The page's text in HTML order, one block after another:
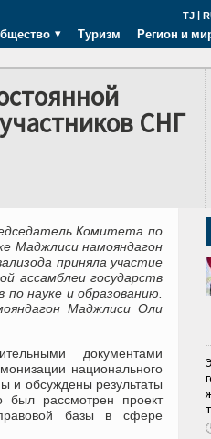
TJ |
Туризм Регион и
СНГ
Комитета по
Маджлиси намояндагон
приняла участие
ассамблеи государств
науке и образованию.
Маджлиси Оли
документами
национального
и обсуждены результаты
был рассмотрен проект
базы в сфере